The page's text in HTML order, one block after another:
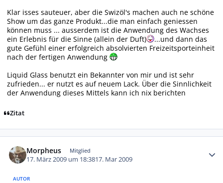
Klar isses sauteuer, aber die Swizöl's machen auch ne schöne
Show um das ganze Produkt...die man einfach geniessen
können muss ... ausserdem ist die Anwendung des Wachses
ein Erlebnis für die Sinne (allein der Duft)
...und dann das
gute Gefühl einer erfolgreich absolvierten Freizeitsporteinheit
nach der fertigen Anwendung
Liquid Glass benutzt ein Bekannter von mir und ist sehr
zufrieden... er nutzt es auf neuem Lack. Über die Sinnlichkeit
der Anwendung dieses Mittels kann ich nix berichten
Zitat
Morpheus Mitglied
17. März 2009 um 18:3817. Mar 2009
AUTOR